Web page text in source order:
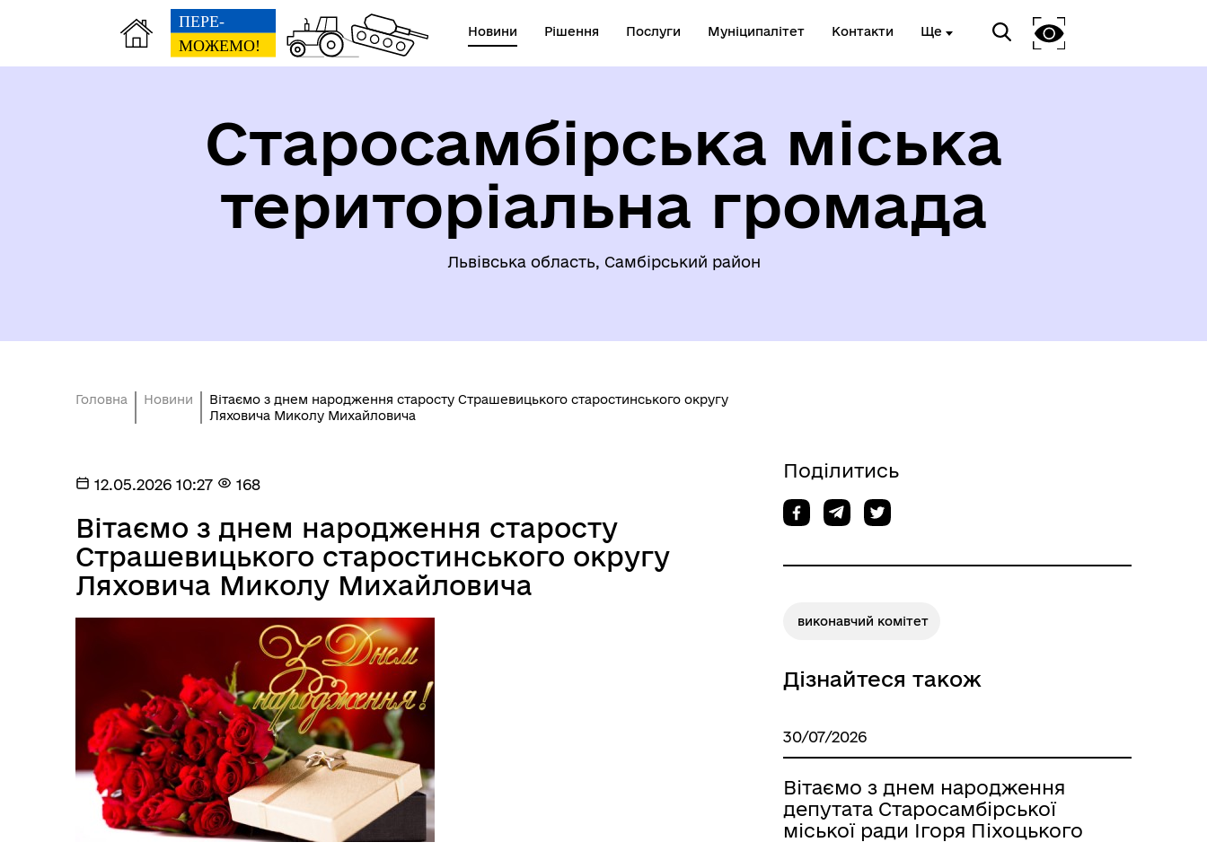
Новини Рішення Послуги Муніципалітет Контакти Ще
Старосамбірська міська
територіальна громада
Львівська область, Самбірський район
Головна Новини
Вітаємо з днем народження старосту Страшевицького старостинського округу
Ляховича Миколу Михайловича
12.05.2026 10:27 168
Вітаємо з днем народження старосту
Страшевицького старостинського округу
Ляховича Миколу Михайловича
Поділитись
виконавчий комітет
Дізнайтеся також
30/07/2026
Вітаємо з днем народження
депутата Старосамбірської
міської ради Ігоря Піхоцького